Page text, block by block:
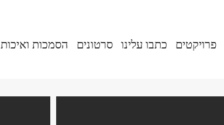
פרויקטים כתבו עלינו סרטונים הסמכות ואיכות